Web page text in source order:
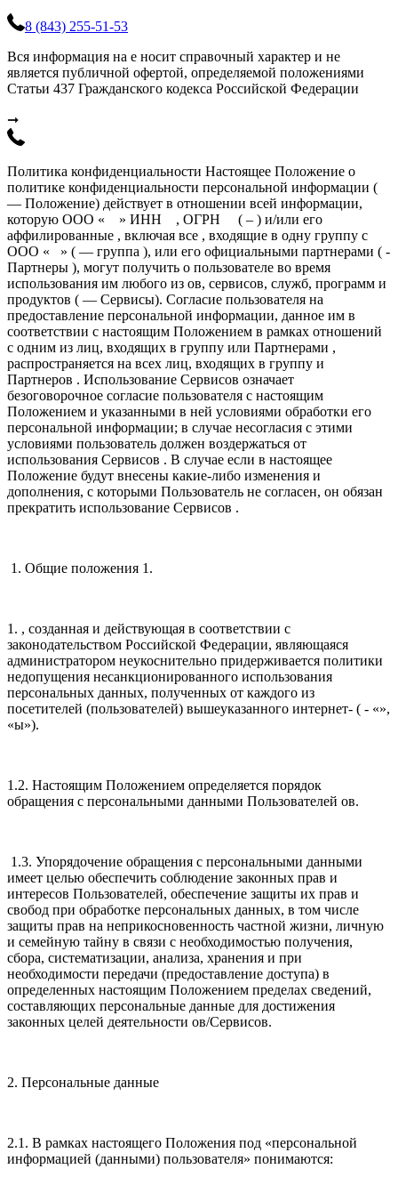
8 (843) 255-51-53
Вся информация на е носит справочный характер и не
является публичной офертой, определяемой положениями
Статьи 437 Гражданского кодекса Российской Федерации
➞
Политика конфиденциальности Настоящее Положение о
политике конфиденциальности персональной информации (
— Положение) действует в отношении всей информации,
которую ООО « » ИНН , ОГРН ( – ) и/или его
аффилированные , включая все , входящие в одну группу с
ООО « » ( — группа ), или его официальными партнерами ( -
Партнеры ), могут получить о пользователе во время
использования им любого из ов, сервисов, служб, программ и
продуктов ( — Сервисы). Согласие пользователя на
предоставление персональной информации, данное им в
соответствии с настоящим Положением в рамках отношений
с одним из лиц, входящих в группу или Партнерами ,
распространяется на всех лиц, входящих в группу и
Партнеров . Использование Сервисов означает
безоговорочное согласие пользователя с настоящим
Положением и указанными в ней условиями обработки его
персональной информации; в случае несогласия с этими
условиями пользователь должен воздержаться от
использования Сервисов . В случае если в настоящее
Положение будут внесены какие-либо изменения и
дополнения, с которыми Пользователь не согласен, он обязан
прекратить использование Сервисов .
1. Общие положения 1.
1. , созданная и действующая в соответствии с
законодательством Российской Федерации, являющаяся
администратором неукоснительно придерживается политики
недопущения несанкционированного использования
персональных данных, полученных от каждого из
посетителей (пользователей) вышеуказанного интернет- ( - «»,
«ы»).
1.2. Настоящим Положением определяется порядок
обращения с персональными данными Пользователей ов.
1.3. Упорядочение обращения с персональными данными
имеет целью обеспечить соблюдение законных прав и
интересов Пользователей, обеспечение защиты их прав и
свобод при обработке персональных данных, в том числе
защиты прав на неприкосновенность частной жизни, личную
и семейную тайну в связи с необходимостью получения,
сбора, систематизации, анализа, хранения и при
необходимости передачи (предоставление доступа) в
определенных настоящим Положением пределах сведений,
составляющих персональные данные для достижения
законных целей деятельности ов/Сервисов.
2. Персональные данные
2.1. В рамках настоящего Положения под «персональной
информацией (данными) пользователя» понимаются: